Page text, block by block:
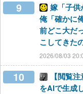
9
嫁「子供
俺「確かに
前どこ大だ
こしてきた
2026/08/03
10
【閲覧
をAIで生成